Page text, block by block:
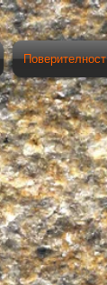
Поверителност